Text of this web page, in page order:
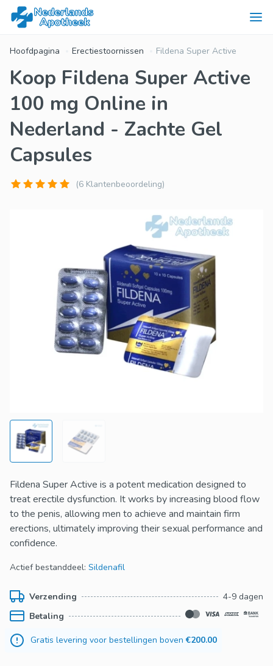
Hoofdpagina Erectiestoornissen Fildena Super Active
Koop Fildena Super Active
100 mg Online in
Nederland - Zachte Gel
Capsules
(6 Klantenbeoordeling)
Fildena Super Active is a potent medication designed to
treat erectile dysfunction. It works by increasing blood flow
to the penis, allowing men to achieve and maintain firm
erections, ultimately improving their sexual performance and
confidence.
Actief bestanddeel: Sildenafil
Verzending
4-9 dagen
Betaling
Gratis levering voor bestellingen boven€200.00